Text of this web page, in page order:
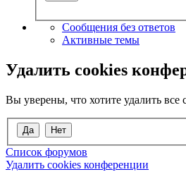
Сообщения без ответов
Активные темы
Удалить cookies
Вы уверены, что хотите удалить
Список форумов
Удалить cookies конференции